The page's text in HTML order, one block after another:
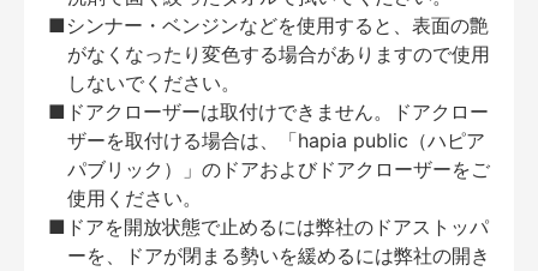
■シンナー・ベンジンなどを使用すると、表面の艶
がなくなったり変色する場合がありますので使用
しないでください。
■ドアクローザーは取付けできません。ドアクロー
ザーを取付ける場合は、「hapia public（ハピア
パブリック）」のドアおよびドアクローザーをご
使用ください。
■ドアを開放状態で止めるには弊社のドアストッパ
ーを、ドアが閉まる勢いを緩めるには弊社の開き